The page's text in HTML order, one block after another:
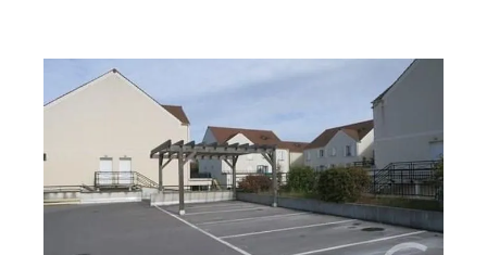
GUIGNES 77
Parking à louer
60 €
par mois charges comprises